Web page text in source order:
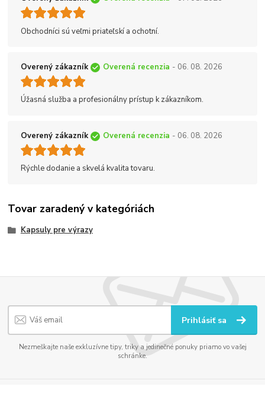
Obchodníci sú veľmi priateľskí a ochotní.
Overený zákazník Overená recenzia - 06. 08. 2026
Úžasná služba a profesionálny prístup k zákazníkom.
Overený zákazník Overená recenzia - 06. 08. 2026
Rýchle dodanie a skvelá kvalita tovaru.
Tovar zaradený v kategóriách
Kapsuly pre výrazy
Prihlásiť sa
Nezmeškajte naše exkluzívne tipy, triky a jedinečné ponuky priamo vo vašej
schránke.